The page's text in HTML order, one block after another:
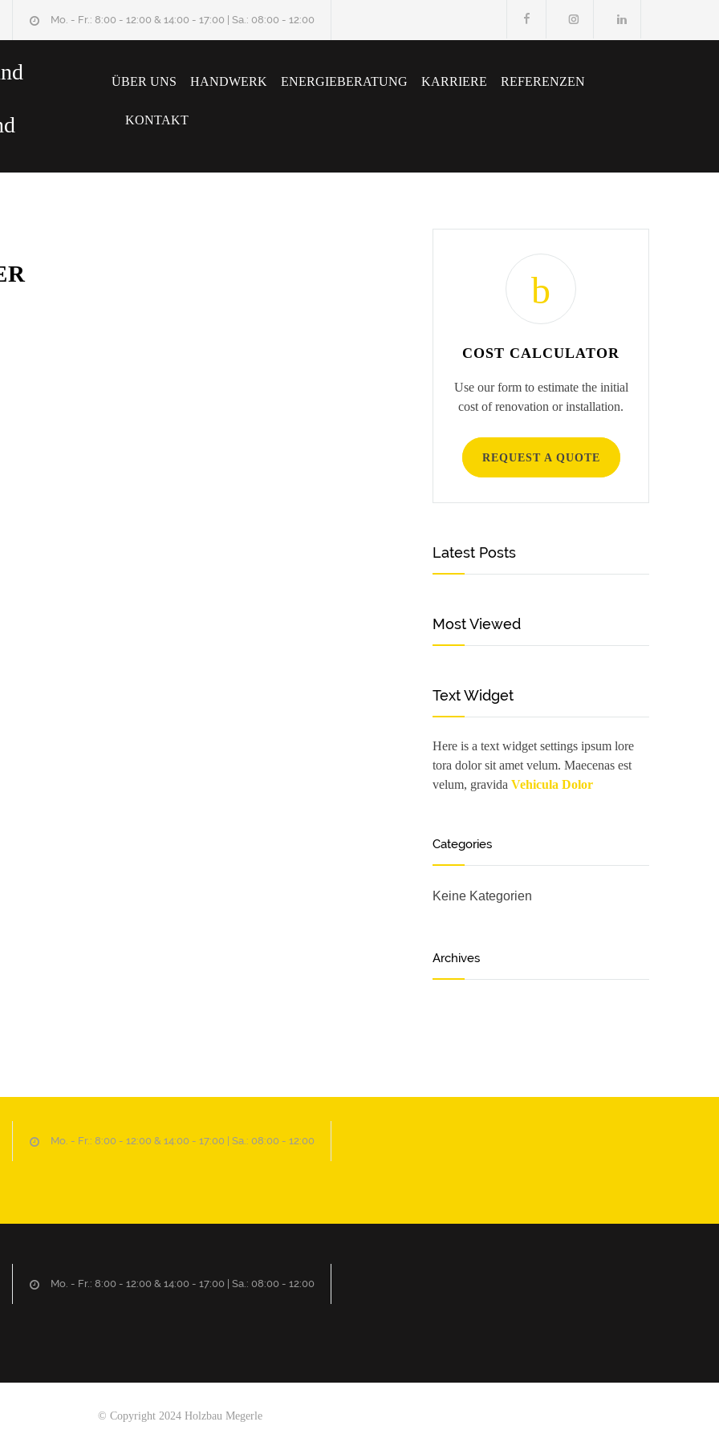
Mo. - Fr.: 8:00 - 12:00 & 14:00 - 17:00 | Sa.: 08:00 - 12:00
ÜBER UNS HANDWERK ENERGIEBERATUNG KARRIERE REFERENZEN
KONTAKT
COST CALCULATOR
Use our form to estimate the initial
cost of renovation or installation.
REQUEST A QUOTE
Latest Posts
Most Viewed
Text Widget
Here is a text widget settings ipsum lore
tora dolor sit amet velum. Maecenas est
velum, gravida Vehicula Dolor
Categories
Keine Kategorien
Archives
Mo. - Fr.: 8:00 - 12:00 & 14:00 - 17:00 | Sa.: 08:00 - 12:00
Mo. - Fr.: 8:00 - 12:00 & 14:00 - 17:00 | Sa.: 08:00 - 12:00
© Copyright 2024 Holzbau Megerle